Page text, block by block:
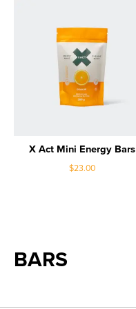
X Act Mini Energy Bars
$23.00
BARS